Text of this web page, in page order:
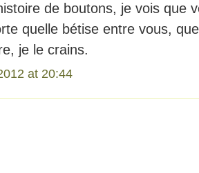
de boutons, je vois que
quelle bétise entre vous,
je le crains.
at 20:44